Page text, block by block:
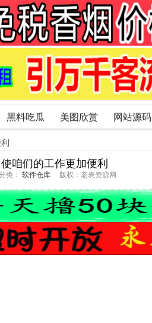
黑料吃瓜 美图欣赏 网站源码
咱们的工作更加便利
类： 软件仓库 版权：老表资源网